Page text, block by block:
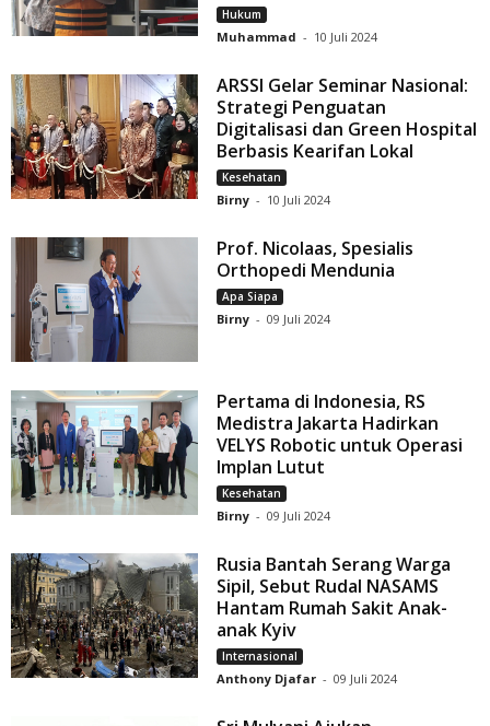
Hukum
Muhammad - 10 Juli 2024
ARSSI Gelar Seminar Nasional:
Strategi Penguatan
Digitalisasi dan Green Hospital
Berbasis Kearifan Lokal
Kesehatan
Birny - 10 Juli 2024
Prof. Nicolaas, Spesialis
Orthopedi Mendunia
Apa Siapa
Birny - 09 Juli 2024
Pertama di Indonesia, RS
Medistra Jakarta Hadirkan
VELYS Robotic untuk Operasi
Implan Lutut
Kesehatan
Birny - 09 Juli 2024
Rusia Bantah Serang Warga
Sipil, Sebut Rudal NASAMS
Hantam Rumah Sakit Anak-
anak Kyiv
Internasional
Anthony Djafar - 09 Juli 2024